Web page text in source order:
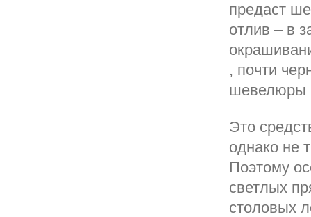
предаст
отлив – в
, почти
шевелюры
Это
однако не
Поэтому
светлых
столовых